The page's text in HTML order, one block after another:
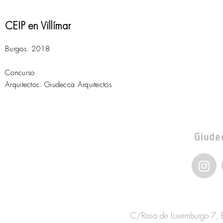
CEIP en Villímar
Burgos. 2018
Concurso
Arquitectos: Giudecca Arquitectos
I
n
s
C/Rosa de Luxemburgo 7,